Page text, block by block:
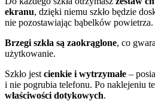
ekranu, dzięki niemu szkło będzie
nie pozostawiając bąbelków powietrza.
Brzegi szkła są zaokrąglone, co
użytkowanie.
Szkło jest cienkie i wytrzymałe –
i nie pogrubia telefonu. Po naklejeniu
właściwości dotykowych.